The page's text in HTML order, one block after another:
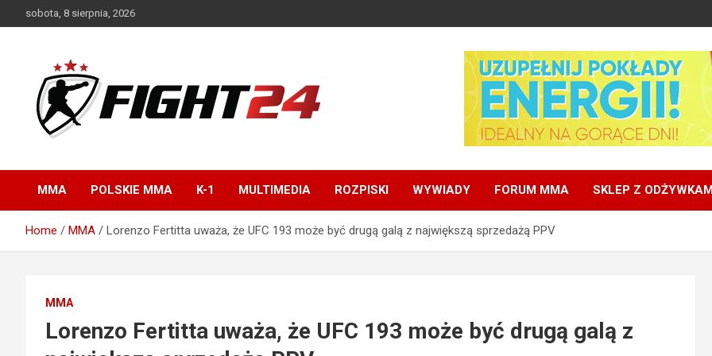
to
sobota, 8 sierpnia, 2026
K-1, UFC
MMA POLSKIE MMA K-1 MULTIMEDIA ROZPISKI WYWIADY FORUM MMA SKLEP Z
Home MMA Lorenzo Fertitta uważa, że UFC 193 może być drugą galą z największą sprzedażą PPV
MMA
Lorenzo Fertitta uważa, że UFC 193 może być drugą galą z